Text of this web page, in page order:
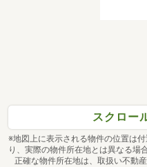
スクロー
※地図上に表示される物件の位置は
り、実際の物件所在地とは異なる場
正確な物件所在地は、取扱い不動